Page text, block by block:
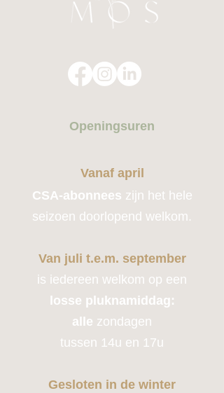
Openingsuren
Vanaf april
CSA-abonnees zijn het hele
seizoen doorlopend welkom.
Van juli t.e.m. september
is iedereen welkom op een
losse pluknamiddag:
alle zondagen
tussen 14u en 17u
Gesloten in de winter